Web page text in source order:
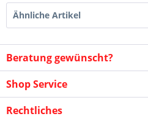
Ähnliche Artikel
Beratung gewünscht?
Shop Service
Rechtliches